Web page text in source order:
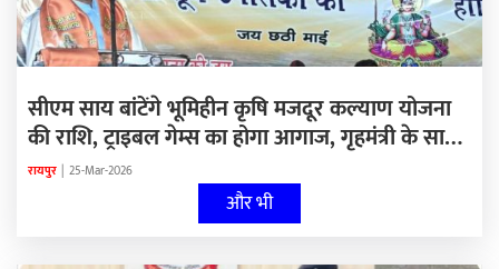
सीएम साय बांटेंगे भूमिहीन कृषि मजदूर कल्याण योजना
की राशि, ट्राइबल गेम्स का होगा आगाज, गृहमंत्री के सामने
सरेंडर करेगा कुख्यात नक्सली पापाराव, गांव पहुंच
अभियान के जरिए पार्टी को मजबूत कर रहे दीपक बैज, बर्ड
फ्लू की पुष्टि के बाद अलर्ट मोड पर प्रशासन, शराब को
रायपुर | 25-Mar-2026
और भी